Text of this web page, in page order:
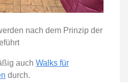
nach dem Prinzip der
auch Walks für
durch.